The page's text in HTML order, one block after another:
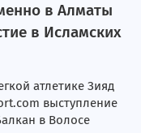
в Алматы
в Исламских
атлетике Зияд
выступление
в Волосе